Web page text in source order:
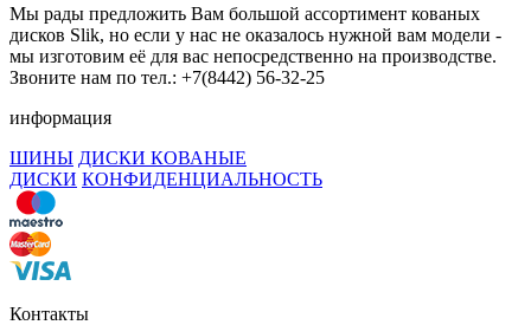
Мы рады предложить Вам большой ассортимент кованых
дисков Slik, но если у нас не оказалось нужной вам модели -
мы изготовим её для вас непосредственно на производстве.
Звоните нам по тел.: +7(8442) 56-32-25
информация
ШИНЫ ДИСКИ КОВАНЫЕ
ДИСКИ КОНФИДЕНЦИАЛЬНОСТЬ
Контакты